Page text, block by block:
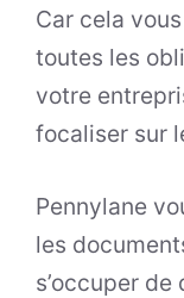
Car cela
toutes les
votre
focaliser sur
Pennylane
les
s’occuper